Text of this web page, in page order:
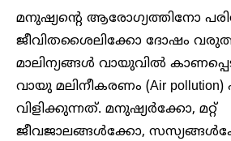
മനുഷ്യൻ്റെ ആരോഗ്യത്തിനോ
ജീവിതശൈലിക്കോ ദോഷം
മാലിന്യങ്ങൾ വായുവിൽ
വായു മലിനീകരണം (Air
വിളിക്കുന്നത്. മനുഷ്യർക്കോ, മറ്റ്
ജീവജാലങ്ങൾക്കോ,